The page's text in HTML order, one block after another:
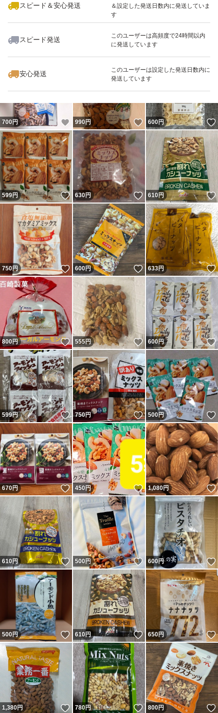
スピード＆安心発送
＆設定した発送日数内に発送していま
す
スピード発送
このユーザーは高頻度で24時間以内
に発送しています
安心発送
このユーザーは設定した発送日数内に
発送しています
いいね！
598
700円 いいね！
990円 いいね！
600円
599円 いいね！
630円 いいね！
610円
750円 いいね！
600円 いいね！
633円
800円 いいね！
555円 いいね！
600円
599円 いいね！
750円 いいね！
500円
670円 いいね！
450円 いいね！
1,080円
610円 いいね！
500円 いいね！
600円
500円 いいね！
610円 いいね！
650円
1,380円 いいね！
780円 いいね！
800円